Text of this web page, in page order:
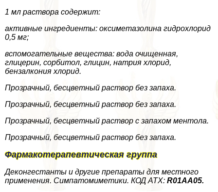
1 мл раствора содержит:
активные ингредиенты: оксиметазолина гидрохлорид
0,5 мг;
вспомогательные вещества: вода очищенная,
глицерин, сорбитол, глицин, натрия хлорид,
бензалкония хлорид.
Прозрачный, бесцветный раствор без запаха.
Прозрачный, бесцветный раствор без запаха.
Прозрачный, бесцветный раствор с запахом ментола.
Прозрачный, бесцветный раствор без запаха.
Фармакотерапевтическая группа
Деконгестанты и другие препараты для местного
применения. Симпатомиметики. КОД ATX: R01AA05.